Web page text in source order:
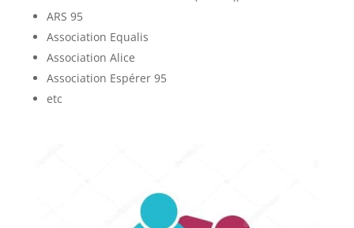
ARS 95
Association Equalis
Association Alice
Association Espérer 95
etc